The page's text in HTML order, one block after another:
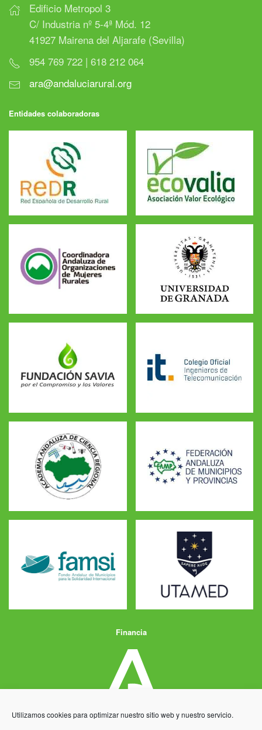
Utilizamos cookies para optimizar nuestro sitio web y nuestro servicio.
Edificio Metropol 3
C/ Industria nº 5-4ª Mód. 12
41927 Mairena del Aljarafe (Sevilla)
954 769 722 | 618 212 064
ara@andaluciarural.org
Entidades colaboradoras
Financia